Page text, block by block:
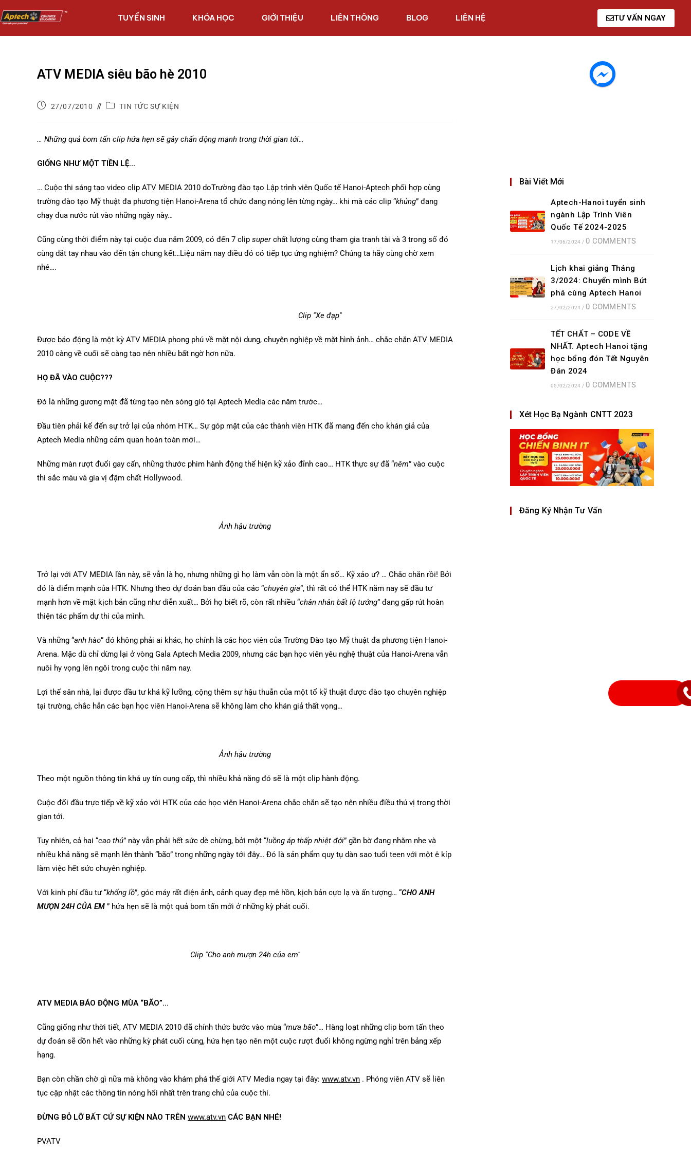
TUYỂN SINH KHÓA HỌC GIỚI THIỆU LIÊN THÔNG BLOG LIÊN HỆ TƯ VẤN NGAY
ATV MEDIA siêu bão hè 2010
27/07/2010 TIN TỨC SỰ KIỆN
… Những quả bom tấn clip hứa hẹn sẽ gây chấn động mạnh trong thời gian tới…
GIỐNG NHƯ MỘT TIỀN LỆ…
… Cuộc thi sáng tạo video clip ATV MEDIA 2010 doTrường đào tạo Lập trình viên Quốc tế Hanoi-Aptech phối hợp cùng
trường đào tạo Mỹ thuật đa phương tiện Hanoi-Arena tổ chức đang nóng lên từng ngày… khi mà các clip “khủng” đang
chạy đua nước rút vào những ngày này…
Cũng cùng thời điểm này tại cuộc đua năm 2009, có đến 7 clip superchất lượng cùng tham gia tranh tài và 3 trong số đó
cùng dắt tay nhau vào đến tận chung kết…Liệu năm nay điều đó có tiếp tục ứng nghiệm? Chúng ta hãy cùng chờ xem
nhé….
Clip "Xe đạp"
Được báo động là một kỳ ATV MEDIA phong phú về mặt nội dung, chuyên nghiệp về mặt hình ảnh… chắc chắn ATV MEDIA
2010 càng về cuối sẽ càng tạo nên nhiều bất ngờ hơn nữa.
HỌ ĐÃ VÀO CUỘC???
Đó là những gương mặt đã từng tạo nên sóng gió tại Aptech Media các năm trước…
Đầu tiên phải kể đến sự trở lại của nhóm HTK… Sự góp mặt của các thành viên HTK đã mang đến cho khán giả của
Aptech Media những cảm quan hoàn toàn mới…
Những màn rượt đuổi gay cấn, những thước phim hành động thể hiện kỹ xảo đỉnh cao… HTK thực sự đã “nêm” vào cuộc
thi sắc màu và gia vị đậm chất Hollywood.
Ảnh hậu trường
Trở lại với ATV MEDIA lần này, sẽ vẫn là họ, nhưng những gì họ làm vẫn còn là một ẩn số… Kỹ xảo ư? … Chắc chắn rồi! Bởi
đó là điểm mạnh của HTK. Nhưng theo dự đoán ban đầu của các “chuyên gia”, thì rất có thể HTK năm nay sẽ đầu tư
mạnh hơn về mặt kịch bản cũng như diễn xuất… Bởi họ biết rõ, còn rất nhiều “chân nhân bất lộ tướng” đang gấp rút hoàn
thiện tác phẩm dự thi của mình.
Và những “anh hào” đó không phải ai khác, họ chính là các học viên của Trường Đào tạo Mỹ thuật đa phương tiện Hanoi-
Arena. Mặc dù chỉ dừng lại ở vòng Gala Aptech Media 2009, nhưng các bạn học viên yêu nghệ thuật của Hanoi-Arena vẫn
nuôi hy vọng lên ngôi trong cuộc thi năm nay.
Lợi thế sân nhà, lại được đầu tư khá kỹ lưỡng, cộng thêm sự hậu thuẫn của một tổ kỹ thuật được đào tạo chuyên nghiệp
tại trường, chắc hẳn các bạn học viên Hanoi-Arena sẽ không làm cho khán giả thất vọng…
Ảnh hậu trường
Theo một nguồn thông tin khá uy tín cung cấp, thì nhiều khả năng đó sẽ là một clip hành động.
Cuộc đối đầu trực tiếp về kỹ xảo với HTK của các học viên Hanoi-Arena chắc chắn sẽ tạo nên nhiều điều thú vị trong thời
gian tới.
Tuy nhiên, cả hai “cao thủ” này vẫn phải hết sức dè chừng, bởi một “luồng áp thấp nhiệt đới” gần bờ đang nhăm nhe và
nhiều khả năng sẽ mạnh lên thành “bão” trong những ngày tới đây… Đó là sản phẩm quy tụ dàn sao tuổi teen với một ê kíp
làm việc hết sức chuyên nghiệp.
Với kinh phí đầu tư “khổng lồ”, góc máy rất điện ảnh, cảnh quay đẹp mê hồn, kịch bản cực lạ và ấn tượng… “CHO ANH
MƯỢN 24H CỦA EM ” hứa hẹn sẽ là một quả bom tấn mới ở những kỳ phát cuối.
Clip "Cho anh mượn 24h của em"
ATV MEDIA BÁO ĐỘNG MÙA “BÃO”…
Cũng giống như thời tiết, ATV MEDIA 2010 đã chính thức bước vào mùa “mưa bão”… Hàng loạt những clip bom tấn theo
dự đoán sẽ dồn hết vào những kỳ phát cuối cùng, hứa hẹn tạo nên một cuộc rượt đuổi không ngừng nghỉ trên bảng xếp
hạng.
Bạn còn chần chờ gì nữa mà không vào khám phá thế giới ATV Media ngay tại đây: www.atv.vn . Phóng viên ATV sẽ liên
tục cập nhật các thông tin nóng hổi nhất trên trang chủ của cuộc thi.
ĐỪNG BỎ LỠ BẤT CỨ SỰ KIỆN NÀO TRÊN www.atv.vn CÁC BẠN NHÉ!
PVATV
Bài Viết Mới
Aptech-Hanoi tuyển sinh
ngành Lập Trình Viên
Quốc Tế 2024-2025
17/06/2024 / 0 COMMENTS
Lịch khai giảng Tháng
3/2024: Chuyển mình Bứt
phá cùng Aptech Hanoi
27/02/2024 / 0 COMMENTS
TẾT CHẤT – CODE VỀ
NHẤT. Aptech Hanoi tặng
học bổng đón Tết Nguyên
Đán 2024
05/02/2024 / 0 COMMENTS
Xét Học Bạ Ngành CNTT 2023
Đăng Ký Nhận Tư Vấn